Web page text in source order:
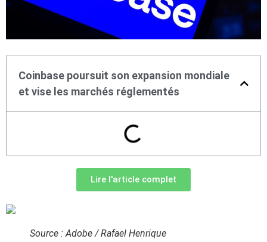
Coinbase poursuit son expansion mondiale
et vise les marchés réglementés
Lire l'article complet
Source : Adobe / Rafael Henrique